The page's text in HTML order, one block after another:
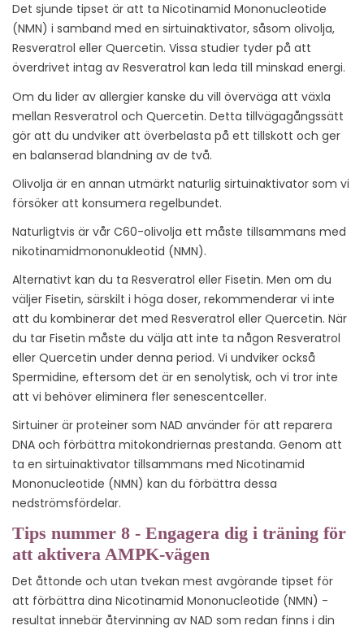
Det sjunde tipset är att ta Nicotinamid Mononucleotide
(NMN) i samband med en sirtuinaktivator, såsom olivolja,
Resveratrol eller Quercetin. Vissa studier tyder på att
överdrivet intag av Resveratrol kan leda till minskad energi.
Om du lider av allergier kanske du vill överväga att växla
mellan Resveratrol och Quercetin. Detta tillvägagångssätt
gör att du undviker att överbelasta på ett tillskott och ger
en balanserad blandning av de två.
Olivolja är en annan utmärkt naturlig sirtuinaktivator som vi
försöker att konsumera regelbundet.
Naturligtvis är vår C60-olivolja ett måste tillsammans med
nikotinamidmononukleotid (NMN).
Alternativt kan du ta Resveratrol eller Fisetin. Men om du
väljer Fisetin, särskilt i höga doser, rekommenderar vi inte
att du kombinerar det med Resveratrol eller Quercetin. När
du tar Fisetin måste du välja att inte ta någon Resveratrol
eller Quercetin under denna period. Vi undviker också
Spermidine, eftersom det är en senolytisk, och vi tror inte
att vi behöver eliminera fler senescentceller.
Sirtuiner är proteiner som NAD använder för att reparera
DNA och förbättra mitokondriernas prestanda. Genom att
ta en sirtuinaktivator tillsammans med Nicotinamid
Mononucleotide (NMN) kan du förbättra dessa
nedströmsfördelar.
Tips nummer 8 - Engagera dig i träning för
att aktivera AMPK-vägen
Det åttonde och utan tvekan mest avgörande tipset för
att förbättra dina Nicotinamid Mononucleotide (NMN) -
resultat innebär återvinning av NAD som redan finns i din